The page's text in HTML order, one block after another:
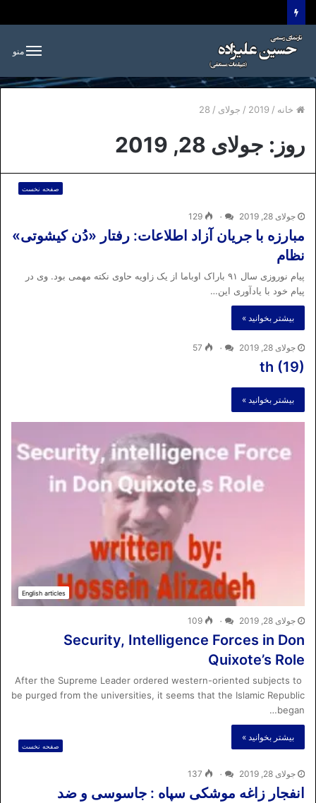
منو
خانه /
2019
/ جولای /
28
روز: جولای 28, 2019
صفحه نخست
جولای 28, 2019 ۰ 129
مبارزه با جریان آزاد اطلاعات: رفتار «دُن کیشوتی»
نظام
پیام نوروزی سال ۹۱ باراک اوباما از یک زاویه حاوی نکته مهمی بود. وی در
پیام خود با یادآوری این…
بیشتر بخوانید »
جولای 28, 2019 ۰ 57
th (19)
بیشتر بخوانید »
English articles
جولای 28, 2019 ۰ 109
Security, Intelligence Forces in Don
Quixote’s Role
After the Supreme Leader ordered western-oriented subjects to
be purged from the universities, it seems that the Islamic Republic
began…
بیشتر بخوانید »
صفحه نخست
جولای 28, 2019 ۰ 137
انفجار زاغه موشکی سپاه : جاسوسی و ضد